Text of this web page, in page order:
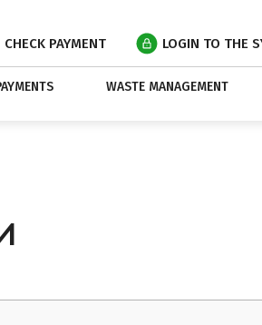
CHECK PAYMENT LOGIN TO THE
WASTE MANAGEMENT